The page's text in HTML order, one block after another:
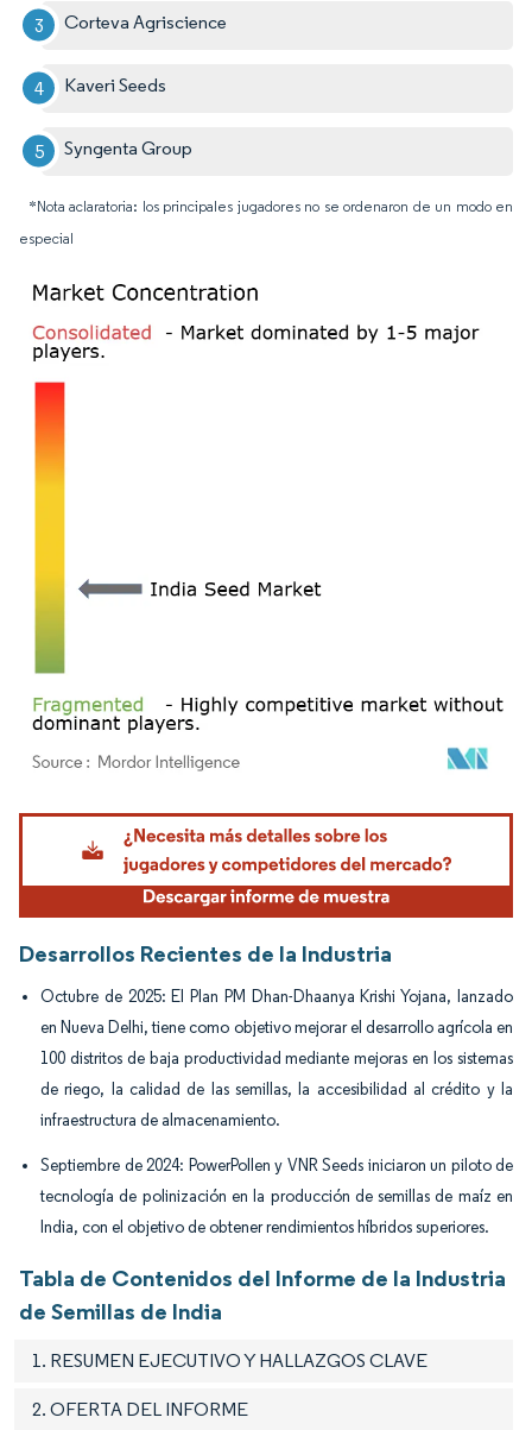
Corteva Agriscience
Kaveri Seeds
Syngenta Group
*Nota aclaratoria: los principales jugadores no se ordenaron de un modo en
especial
Imagen © Mordor Intelligence. El uso requiere atribución según CC BY 4.0.
Desarrollos Recientes de la Industria
Octubre de 2025: El Plan PM Dhan-Dhaanya Krishi Yojana, lanzado
en Nueva Delhi, tiene como objetivo mejorar el desarrollo agrícola en
100 distritos de baja productividad mediante mejoras en los sistemas
de riego, la calidad de las semillas, la accesibilidad al crédito y la
infraestructura de almacenamiento.
Septiembre de 2024: PowerPollen y VNR Seeds iniciaron un piloto de
tecnología de polinización en la producción de semillas de maíz en
India, con el objetivo de obtener rendimientos híbridos superiores.
Tabla de Contenidos del Informe de la Industria
de Semillas de India
1. RESUMEN EJECUTIVO Y HALLAZGOS CLAVE
2. OFERTA DEL INFORME